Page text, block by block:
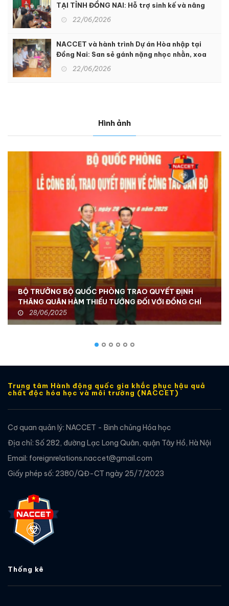
TẠI TỈNH ĐỒNG NAI: Hỗ trợ sinh kế và nâng
cao dịch vụ phục hồi chức năng để hỗ trợ
người khuyết tật và nạn nhân chất độc da
22/06/2026
NACCET và hành trình Dự án Hòa nhập tại
Đồng Nai: San sẻ gánh nặng nhọc nhằn, xoa
dịu nỗi đau da cam
22/06/2026
Hình ảnh
BỘ TRƯỞNG BỘ QUỐC PHÒNG TRAO QUYẾT ĐỊNH
THĂNG QUÂN HÀM THIẾU TƯỚNG ĐỐI VỚI ĐỒNG CHÍ
TƯ LỆNH BCHH - TỔNG GIÁM ĐỐC NACCET
28/06/2025
Trung tâm Hành động quốc gia khắc phục hậu quả
chất độc hóa học và môi trường (NACCET)
Cơ quan quản lý: NACCET - Binh chủng Hóa học
Địa chỉ: Số 282, đường Lạc Long Quân, quận Tây Hồ, Hà Nội
Email: foreignrelations.naccet@gmail.com
Giấy phép số: 2380/QĐ-CT ngày 25/7/2023
Thống kê